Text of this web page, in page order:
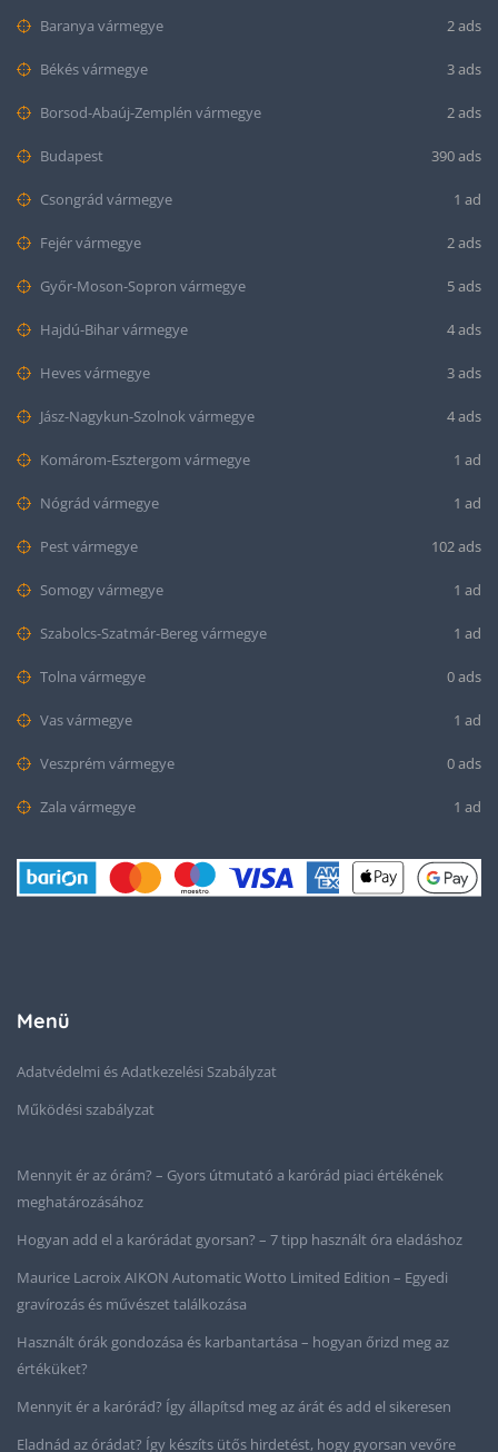
Baranya vármegye 2 ads
Békés vármegye 3 ads
Borsod-Abaúj-Zemplén vármegye 2 ads
Budapest 390 ads
Csongrád vármegye 1 ad
Fejér vármegye 2 ads
Győr-Moson-Sopron vármegye 5 ads
Hajdú-Bihar vármegye 4 ads
Heves vármegye 3 ads
Jász-Nagykun-Szolnok vármegye 4 ads
Komárom-Esztergom vármegye 1 ad
Nógrád vármegye 1 ad
Pest vármegye 102 ads
Somogy vármegye 1 ad
Szabolcs-Szatmár-Bereg vármegye 1 ad
Tolna vármegye 0 ads
Vas vármegye 1 ad
Veszprém vármegye 0 ads
Zala vármegye 1 ad
Menü
Adatvédelmi és Adatkezelési Szabályzat
Működési szabályzat
Mennyit ér az órám? – Gyors útmutató a karórád piaci értékének
meghatározásához
Hogyan add el a karórádat gyorsan? – 7 tipp használt óra eladáshoz
Maurice Lacroix AIKON Automatic Wotto Limited Edition – Egyedi
gravírozás és művészet találkozása
Használt órák gondozása és karbantartása – hogyan őrizd meg az
értéküket?
Mennyit ér a karórád? Így állapítsd meg az árát és add el sikeresen
Eladnád az órádat? Így készíts ütős hirdetést, hogy gyorsan vevőre